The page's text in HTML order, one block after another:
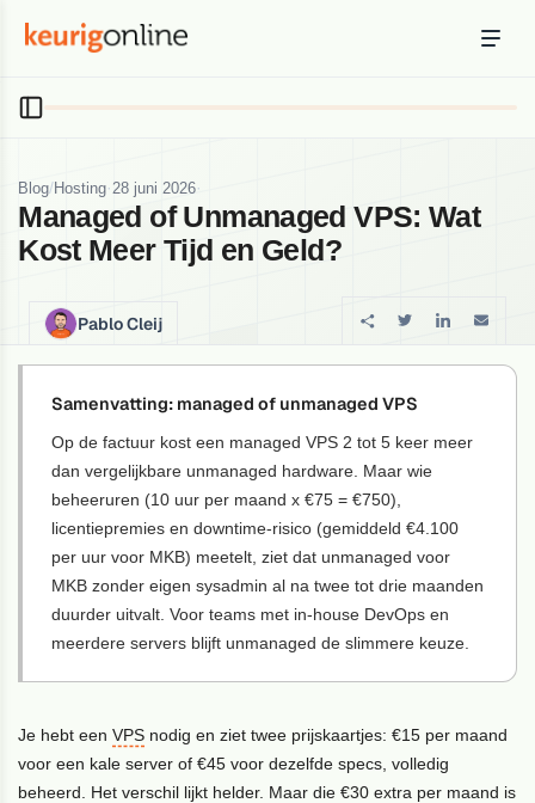
Domeinnaam
Registreer je domein
Support & kennisbank
Blog & tools
Webmail
Je mail bekijken in een online omgeving
Blog/Hosting·28 juni 2026·
Managed of Unmanaged VPS: Wat
Kost Meer Tijd en Geld?
Pablo Cleij
Samenvatting: managed of unmanaged VPS
Op de factuur kost een managed VPS 2 tot 5 keer meer
dan vergelijkbare unmanaged hardware. Maar wie
beheeruren (10 uur per maand x €75 = €750),
licentiepremies en downtime-risico (gemiddeld €4.100
per uur voor MKB) meetelt, ziet dat unmanaged voor
MKB zonder eigen sysadmin al na twee tot drie maanden
duurder uitvalt. Voor teams met in-house DevOps en
meerdere servers blijft unmanaged de slimmere keuze.
Je hebt eenVPS nodig en ziet twee prijskaartjes: €15 per maand
voor een kale server of €45 voor dezelfde specs, volledig
beheerd. Het verschil lijkt helder. Maar die €30 extra per maand is